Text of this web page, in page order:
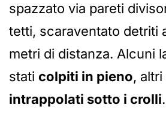
spazzato via pareti
tetti, scaraventato detriti
metri di distanza. Alcuni
stati colpiti in pieno,
intrappolati sotto i crolli.